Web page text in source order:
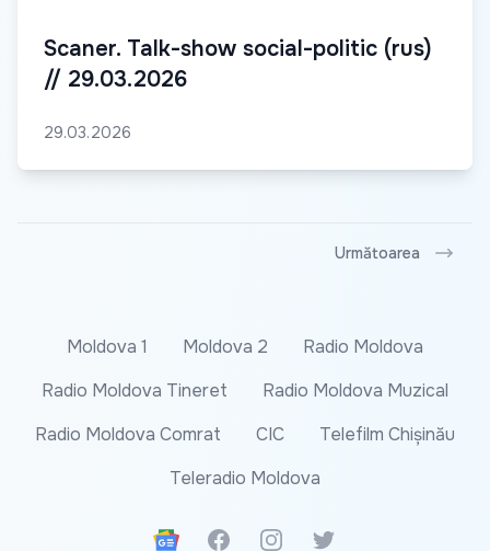
Scaner. Talk-show social-politic (rus)
// 29.03.2026
29.03.2026
Următoarea
Moldova 1 Moldova 2
Radio Moldova
Radio Moldova Tineret
Radio Moldova Muzical
Radio Moldova Comrat
CIC
Telefilm Chișinău
Teleradio Moldova
Google News
FacebookInstagramTwitter